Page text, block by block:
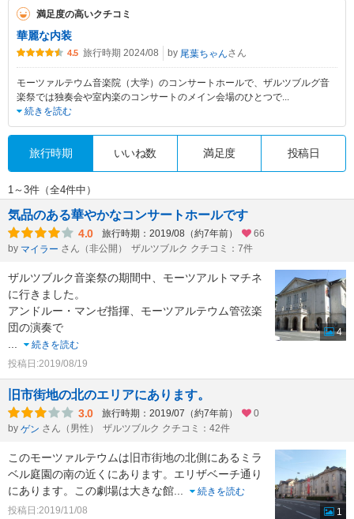
満足度の高いクチコミ
華麗な内装
4.5 旅行時期 2024/08 by 尾葉ちゃんさん
モーツァルテウム音楽院（大学）のコンサートホールで、ザルツブルグ音
楽祭では独奏会や室内楽のコンサートのメイン会場のひとつで...
続きを読む
旅行時期 いいね数 満足度 投稿日
1～3件（全4件中）
気品のある華やかなコンサートホールです
4.0 旅行時期：2019/08（約7年前）
66
by マイラー さん（非公開） ザルツブルク クチコミ：7件
ザルツブルク音楽祭の期間中、モーツアルトマチネ
に行きました。
アンドルー・マンゼ指揮、モーツアルテウム管弦楽
団の演奏で
続きを読む
投稿日:2019/08/19
4
旧市街地の北のエリアにあります。
3.0 旅行時期：2019/07（約7年前）
0
by ゲン さん（男性） ザルツブルク クチコミ：42件
このモーツァルテウムは旧市街地の北側にあるミラ
ベル庭園の南の近くにあります。エリザベーチ通り
にあります。この劇場は大きな館
続きを読む
投稿日:2019/11/08
1